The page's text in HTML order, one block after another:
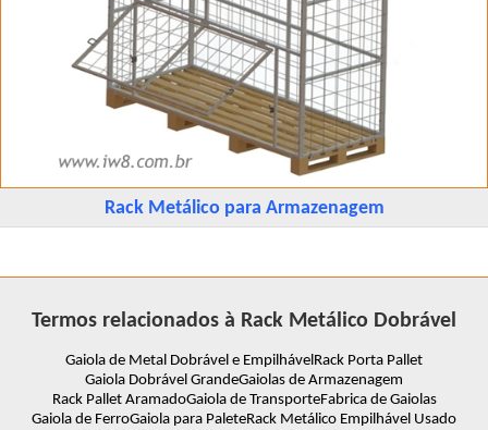
Rack Metálico para Armazenagem
Termos relacionados à Rack Metálico Dobrável
Gaiola de Metal Dobrável e EmpilhávelRack Porta Pallet
Gaiola Dobrável GrandeGaiolas de Armazenagem
Rack Pallet AramadoGaiola de TransporteFabrica de Gaiolas
Gaiola de FerroGaiola para PaleteRack Metálico Empilhável Usado